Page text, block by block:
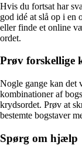
Hvis du fortsat har
god idé at slå op i en
eller finde et online
ordet.
Prøv forskellige
Nogle gange kan det
kombinationer af
krydsordet. Prøv at
bestemte bogstaver
Spørg om hjælp